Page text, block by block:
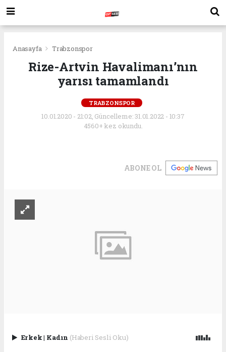
Anasayfa Trabzonspor
Rize-Artvin Havalimanı’nın
yarısı tamamlandı
TRABZONSPOR
10.01.2020 - 21:02, Güncelleme: 31.01.2022 - 10:37
4560+ kez okundu.
ABONE OL
Erkek| Kadın (Haberi Sesli Oku)